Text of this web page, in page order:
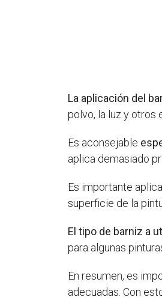
La aplicación del
polvo, la luz y otros
Es aconsejable
aplica demasiado
Es importante
superficie de la
El tipo de barniz a
para algunas
En resumen, es
adecuadas. Con